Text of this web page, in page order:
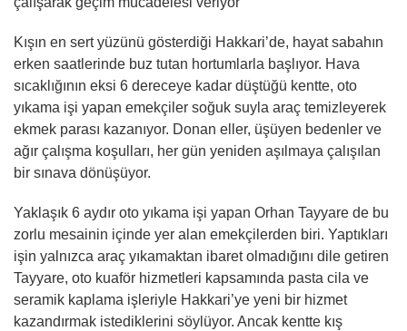
Kışın en sert yüzünü gösterdiği Hakkari’de, hayat sabahın
erken saatlerinde buz tutan hortumlarla başlıyor. Hava
sıcaklığının eksi 6 dereceye kadar düştüğü kentte, oto
yıkama işi yapan emekçiler soğuk suyla araç temizleyerek
ekmek parası kazanıyor. Donan eller, üşüyen bedenler ve
ağır çalışma koşulları, her gün yeniden aşılmaya çalışılan
bir sınava dönüşüyor.
Yaklaşık 6 aydır oto yıkama işi yapan Orhan Tayyare de bu
zorlu mesainin içinde yer alan emekçilerden biri. Yaptıkları
işin yalnızca araç yıkamaktan ibaret olmadığını dile getiren
Tayyare, oto kuaför hizmetleri kapsamında pasta cila ve
seramik kaplama işleriyle Hakkari’ye yeni bir hizmet
kazandırmak istediklerini söylüyor. Ancak kentte kış